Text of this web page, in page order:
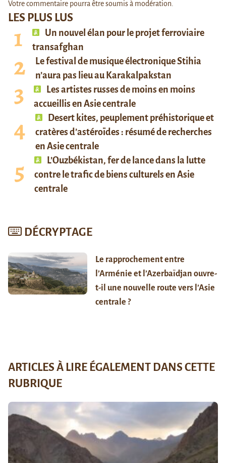
LES PLUS LUS
Un nouvel élan pour le projet ferroviaire
transafghan
Le festival de musique électronique Stihia
n’aura pas lieu au Karakalpakstan
Les artistes russes de moins en moins
accueillis en Asie centrale
Desert kites, peuplement préhistorique et
cratères d’astéroïdes : résumé de recherches
en Asie centrale
L’Ouzbékistan, fer de lance dans la lutte
contre le trafic de biens culturels en Asie
centrale
DÉCRYPTAGE
Le rapprochement entre
l’Arménie et l’Azerbaïdjan ouvre-
t-il une nouvelle route vers l’Asie
centrale ?
Votre commentaire pourra être soumis à modération.
ARTICLES À LIRE ÉGALEMENT DANS CETTE
RUBRIQUE